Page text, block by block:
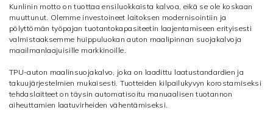
Kunlinin motto on tuottaa ensiluokkaista kalvoa, eikä se ole koskaan
muuttunut. Olemme investoineet laitoksen modernisointiin ja
pölyttömän työpajan tuotantokapasiteetin laajentamiseen erityisesti
valmistaaksemme huippuluokan auton maalipinnan suojakalvoja
maailmanlaajuisille markkinoille.
TPU-auton maalinsuojakalvo, joka on laadittu laatustandardien ja
takuujärjestelmien mukaisesti. Tuotteiden kilpailukyvyn korostamiseksi
tehdaslaitteet on täysin automatisoitu manuaalisen tuotannon
aiheuttamien laatuvirheiden vähentämiseksi.